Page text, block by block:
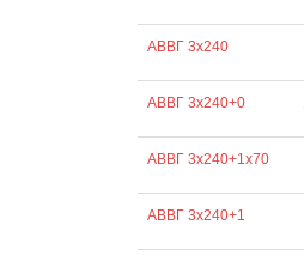
АВВГ 3х240
АВВГ 3х240+0
АВВГ 3х240+1х70
АВВГ 3х240+1